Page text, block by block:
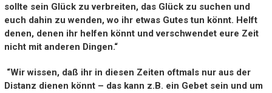
sollte sein Glück zu verbreiten, das Glück zu suchen und
euch dahin zu wenden, wo ihr etwas Gutes tun könnt. Helft
denen, denen ihr helfen könnt und verschwendet eure Zeit
nicht mit anderen Dingen.“
“Wir wissen, daß ihr in diesen Zeiten oftmals nur aus der
Distanz dienen könnt – das kann z.B. ein Gebet sein und um